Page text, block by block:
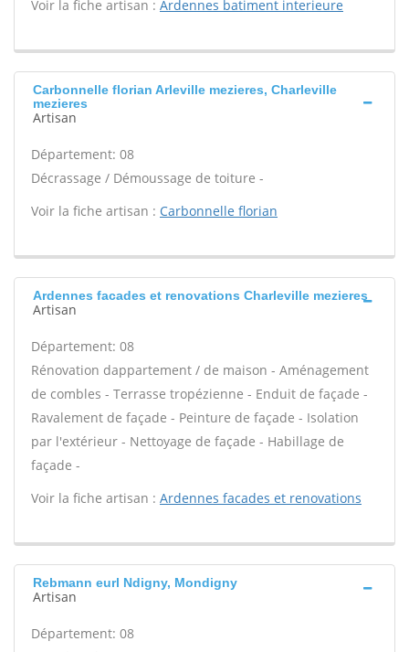
Voir la fiche artisan : Ardennes batiment interieure
Carbonnelle florian Arleville mezieres, Charleville
mezieres
Artisan
Département: 08
Décrassage / Démoussage de toiture -
Voir la fiche artisan : Carbonnelle florian
Ardennes facades et renovations Charleville mezieres
Artisan
Département: 08
Rénovation dappartement / de maison - Aménagement
de combles - Terrasse tropézienne - Enduit de façade -
Ravalement de façade - Peinture de façade - Isolation
par l'extérieur - Nettoyage de façade - Habillage de
façade -
Voir la fiche artisan : Ardennes facades et renovations
Rebmann eurl Ndigny, Mondigny
Artisan
Département: 08